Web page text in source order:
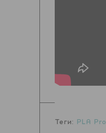
Теги: PLA Pro